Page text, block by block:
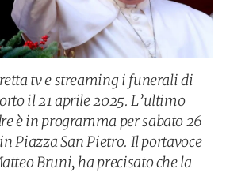
tv e streaming i funerali di
il 21 aprile 2025. L’ultimo
è in programma per sabato 26
Piazza San Pietro. Il portavoce
Bruni, ha precisato che la